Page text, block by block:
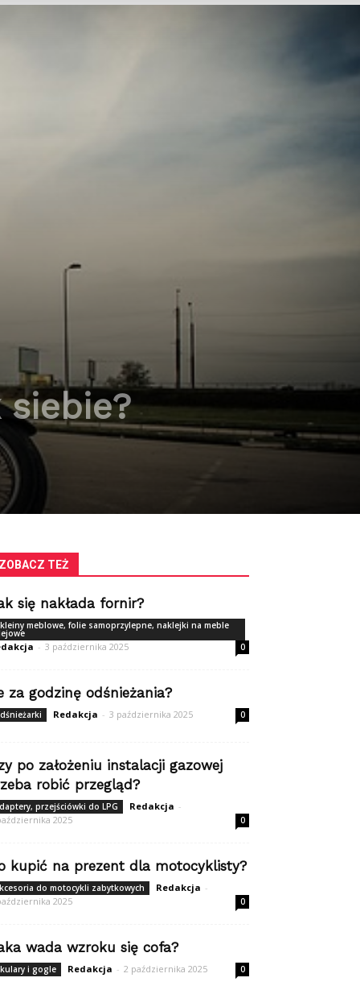
ZOBACZ TEŻ
się nakłada fornir?
meblowe, folie samoprzylepne, naklejki na meble
- 3 października 2025 0
za godzinę odśnieżania?
Redakcja - 3 października 2025 0
po założeniu instalacji gazowej
robić przegląd?
przejściówki do LPG Redakcja -
2025
0
kupić na prezent dla motocyklisty?
do motocykli zabytkowych Redakcja -
2025
0
wada wzroku się cofa?
i gogle Redakcja - 2 października 2025 0